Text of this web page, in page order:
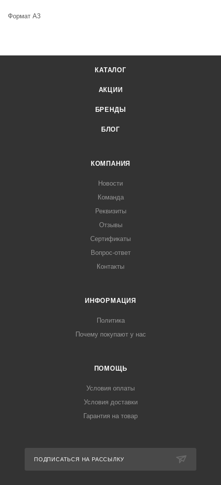
Формат А3
КАТАЛОГ
АКЦИИ
БРЕНДЫ
БЛОГ
КОМПАНИЯ
Новости
Команда
Реквизиты
Отзывы
Сертификаты
Вопрос-ответ
Контакты
ИНФОРМАЦИЯ
Политика
Почему покупают у нас
ПОМОЩЬ
Условия оплаты
Условия доставки
Гарантия на товар
ПОДПИСАТЬСЯ НА РАССЫЛКУ